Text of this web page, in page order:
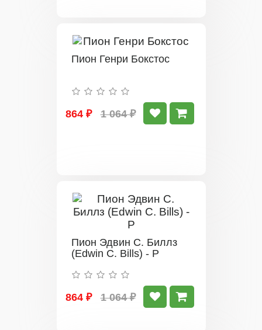
Пион Генри Бокстос
864 ₽ 1 064 ₽
Пион Эдвин С. Биллз
(Edwin C. Bills) - Р
864 ₽ 1 064 ₽